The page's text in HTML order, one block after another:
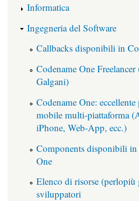
Informatica
Ingegneria del Software
Callbacks disponibili in
Codename One Freelancer
Galgani)
Codename One:
mobile multi-piattaforma
iPhone, Web-App, ecc.)
Components disponibili in
One
Elenco di risorse (perlopiù
sviluppatori